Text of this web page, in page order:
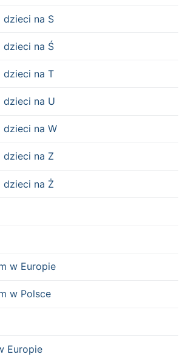
dzieci na S
dzieci na Ś
dzieci na T
dzieci na U
dzieci na W
dzieci na Z
dzieci na Ż
w Europie
w Polsce
Europie